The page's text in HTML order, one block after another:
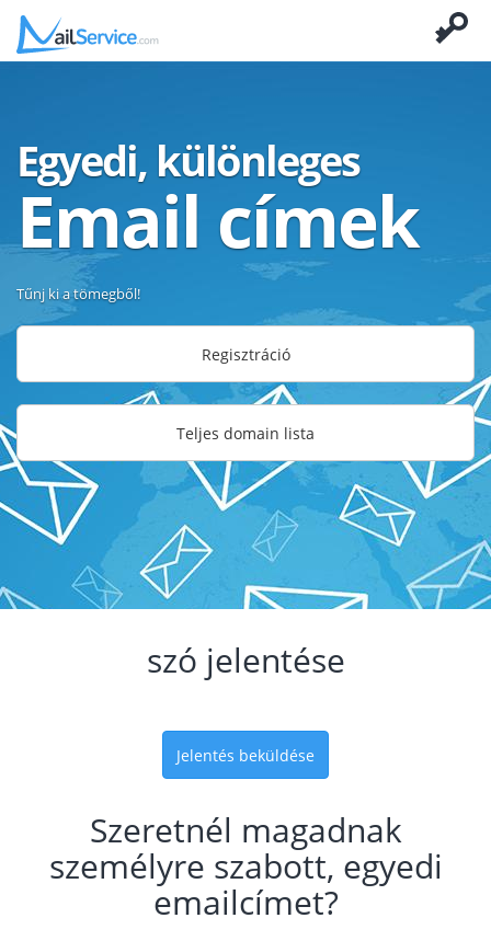
Egyedi, különleges
Email címek
Tűnj ki a tömegből!
Regisztráció
Teljes domain lista
szó jelentése
Jelentés beküldése
Szeretnél magadnak
személyre szabott, egyedi
emailcímet?